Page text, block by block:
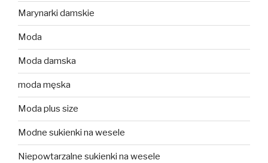
Marynarki damskie
Moda
Moda damska
moda męska
Moda plus size
Modne sukienki na wesele
Niepowtarzalne sukienki na wesele